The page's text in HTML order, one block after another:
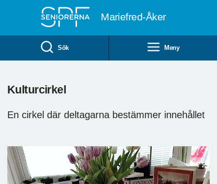
Mariefred-Åker
Sök Meny
Kulturcirkel
En cirkel där deltagarna bestämmer innehållet